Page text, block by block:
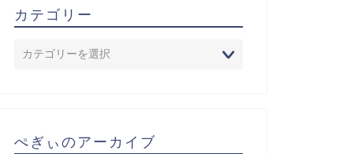
カテゴリー
ぺぎぃのアーカイブ